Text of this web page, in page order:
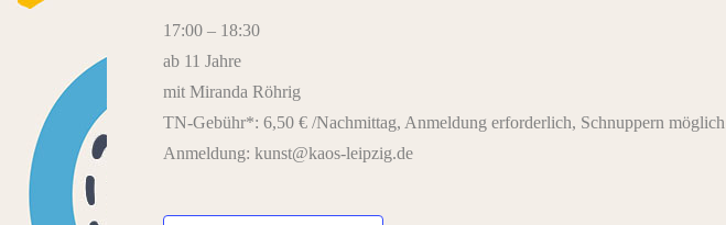
17:00 – 18:30
ab 11 Jahre
mit Miranda Röhrig
TN-Gebühr*: 6,50 € /Nachmittag, Anmeldung erforderlich, Schnuppern möglich
Anmeldung: kunst@kaos-leipzig.de